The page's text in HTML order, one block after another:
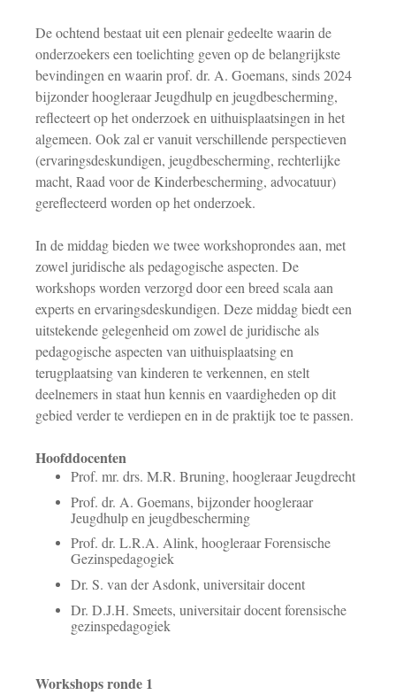
De ochtend bestaat uit een plenair gedeelte waarin de
onderzoekers een toelichting geven op de belangrijkste
bevindingen en waarin prof. dr. A. Goemans, sinds 2024
bijzonder hoogleraar Jeugdhulp en jeugdbescherming,
reflecteert op het onderzoek en uithuisplaatsingen in het
algemeen. Ook zal er vanuit verschillende perspectieven
(ervaringsdeskundigen, jeugdbescherming, rechterlijke
macht, Raad voor de Kinderbescherming, advocatuur)
gereflecteerd worden op het onderzoek.
In de middag bieden we twee workshoprondes aan, met
zowel juridische als pedagogische aspecten. De
workshops worden verzorgd door een breed scala aan
experts en ervaringsdeskundigen. Deze middag biedt een
uitstekende gelegenheid om zowel de juridische als
pedagogische aspecten van uithuisplaatsing en
terugplaatsing van kinderen te verkennen, en stelt
deelnemers in staat hun kennis en vaardigheden op dit
gebied verder te verdiepen en in de praktijk toe te passen.
Hoofddocenten
Prof. mr. drs. M.R. Bruning, hoogleraar Jeugdrecht
Prof. dr. A. Goemans, bijzonder hoogleraar
Jeugdhulp en jeugdbescherming
Prof. dr. L.R.A. Alink, hoogleraar Forensische
Gezinspedagogiek
Dr. S. van der Asdonk, universitair docent
Dr. D.J.H. Smeets, universitair docent forensische
gezinspedagogiek
Workshops ronde 1